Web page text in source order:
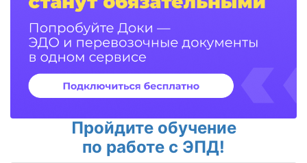
Пройдите обучение
по работе с ЭПД!